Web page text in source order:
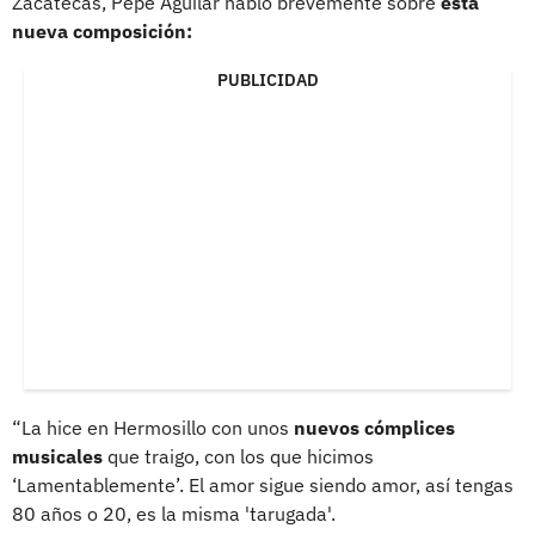
nueva composición:
PUBLICIDAD
“La hice en Hermosillo con unos nuevos cómplices
musicales que traigo, con los que hicimos
‘Lamentablemente’. El amor sigue siendo amor, así tengas
80 años o 20, es la misma 'tarugada'.